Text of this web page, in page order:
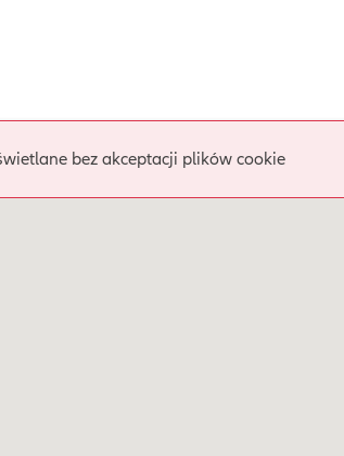
bez akceptacji plików cookie